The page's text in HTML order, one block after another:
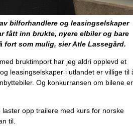
bilforhandlere og leasingselskaper
fått inn brukte, nyere elbiler og bare
fort som mulig, sier Atle Lassegård.
bruktimport har jeg aldri opplevd et
leasingselskaper i utlandet er villige til
Og konkurransen om bilene er
opp trailere med kurs for norske
til.